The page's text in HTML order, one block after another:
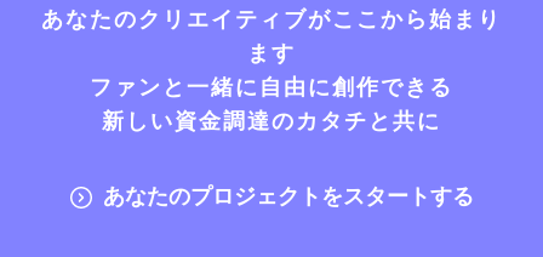
あなたのクリエイティブがここから始まり
ます
ファンと一緒に自由に創作できる
新しい資金調達のカタチと共に
あなたのプロジェクトをスタートする